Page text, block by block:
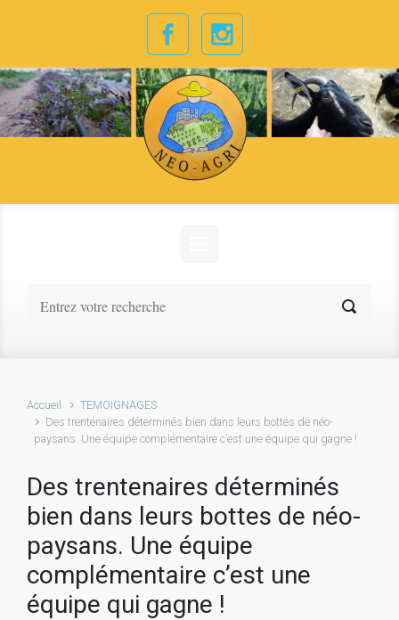
Skip to main content
Accueil
TEMOIGNAGES
Des trentenaires déterminés bien dans leurs bottes de néo-
paysans. Une équipe complémentaire c’est une équipe qui gagne !
Des trentenaires déterminés
bien dans leurs bottes de néo-
paysans. Une équipe
complémentaire c’est une
équipe qui gagne !